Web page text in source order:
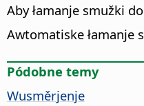
Aby łamanje smužki
Awtomatiske łamanje
Pódobne temy
Wusměrjenje